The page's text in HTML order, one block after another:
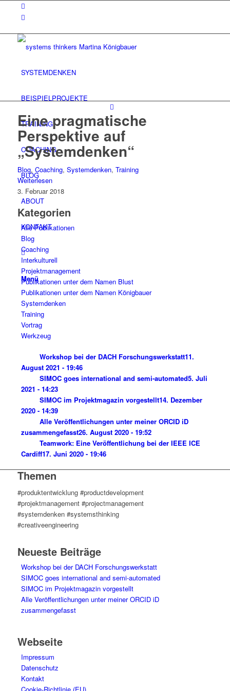
SYSTEMDENKEN
BEISPIELPROJEKTE
TRAINING
COACHING
BLOG
ABOUT
KONTAKT
Menü
Eine pragmatische
Perspektive auf
„Systemdenken“
Blog, Coaching, Systemdenken, Training
Weiterlesen
3. Februar 2018
Kategorien
Alle Publikationen
Blog
Coaching
Interkulturell
Projektmanagement
Publikationen unter dem Namen Blust
Publikationen unter dem Namen Königbauer
Systemdenken
Training
Vortrag
Werkzeug
Workshop bei der DACH Forschungswerkstatt11.
August 2021 - 19:46
SIMOC goes international and semi-automated5. Juli
2021 - 14:23
SIMOC im Projektmagazin vorgestellt14. Dezember
2020 - 14:39
Alle Veröffentlichungen unter meiner ORCID iD
zusammengefasst26. August 2020 - 19:52
Teamwork: Eine Veröffentlichung bei der IEEE ICE
Cardiff17. Juni 2020 - 19:46
Themen
#produktentwicklung #productdevelopment
#projektmanagement #projectmanagement
#systemdenken #systemsthinking
#creativeengineering
Neueste Beiträge
Workshop bei der DACH Forschungswerkstatt
SIMOC goes international and semi-automated
SIMOC im Projektmagazin vorgestellt
Alle Veröffentlichungen unter meiner ORCID iD
zusammengefasst
Webseite
Impressum
Datenschutz
Kontakt